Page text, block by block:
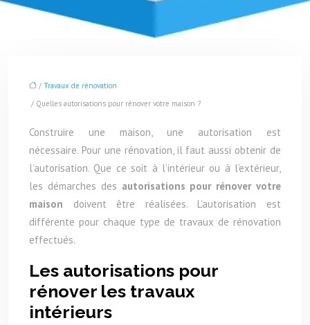
/ Travaux de rénovation
/ Quelles autorisations pour rénover votre maison ?
Construire une maison, une autorisation est
nécessaire. Pour une rénovation, il faut aussi obtenir de
l’autorisation. Que ce soit à l’intérieur ou à l’extérieur,
les démarches des autorisations pour rénover votre
maison doivent être réalisées. L’autorisation est
différente pour chaque type de travaux de rénovation
effectués.
Les autorisations pour
rénover les travaux
intérieurs